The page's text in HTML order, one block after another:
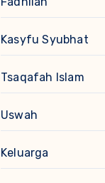
Kasyfu Syubhat
Tsaqafah Islam
Uswah
Keluarga